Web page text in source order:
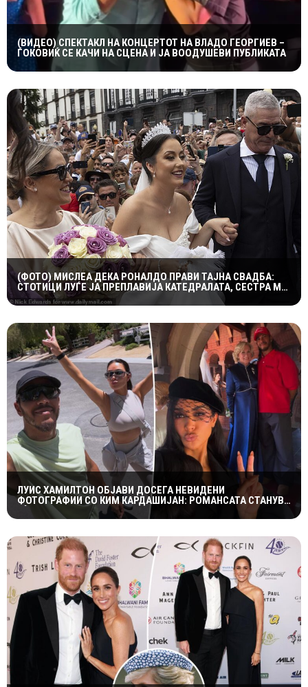
(ВИДЕО) СПЕКТАКЛ НА КОНЦЕРТОТ НА ВЛАДО ГЕОРГИЕВ –
ЃОКОВИЌ СЕ КАЧИ НА СЦЕНА И ЈА ВООДУШЕВИ ПУБЛИКАТА
(ФОТО) МИСЛЕА ДЕКА РОНАЛДО ПРАВИ ТАЈНА СВАДБА:
СТОТИЦИ ЛУЃЕ ЈА ПРЕПЛАВИЈА КАТЕДРАЛАТА, СЕСТРА МУ
ОСТРО РЕАГИРАШЕ
ЛУИС ХАМИЛТОН ОБЈАВИ ДОСЕГА НЕВИДЕНИ
ФОТОГРАФИИ СО КИМ КАРДАШИЈАН: РОМАНСАТА СТАНУВА
СÈ ПОСЕРИОЗНА